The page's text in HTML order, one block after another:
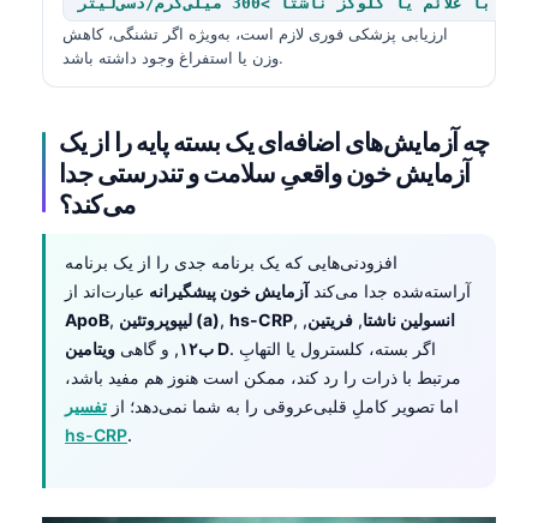
ارزیابی پزشکی فوری لازم است، به‌ویژه اگر تشنگی، کاهش
وزن یا استفراغ وجود داشته باشد.
چه آزمایش‌های اضافه‌ای یک بسته پایه را از یک
آزمایش خون واقعیِ سلامت و تندرستی جدا
می‌کند؟
افزودنی‌هایی که یک برنامه جدی را از یک برنامه
آراسته‌شده جدا می‌کند آزمایش خون پیشگیرانه عبارت‌اند از
ApoB, لیپوپروتئین (a), hs-CRP, انسولین ناشتا, فریتین,
ب۱۲
, و گاهی ویتامین D. اگر بسته، کلسترول یا التهابِ
مرتبط با ذرات را رد کند، ممکن است هنوز هم مفید باشد،
اما تصویر کاملِ قلبی‌عروقی را به شما نمی‌دهد؛ از تفسیر
hs-CRP.